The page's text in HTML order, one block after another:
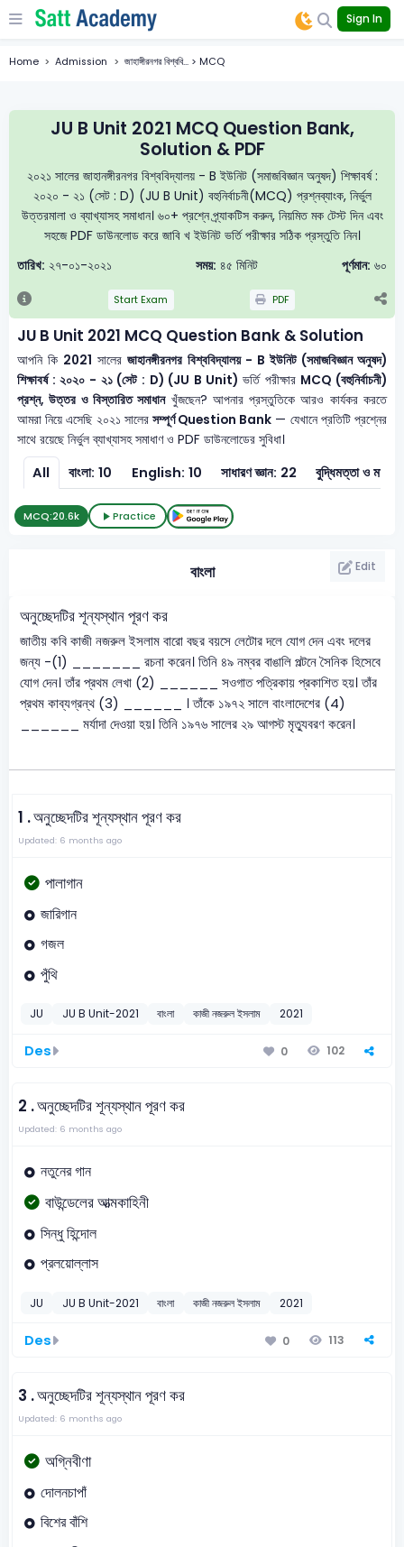
Sign In
Home Admission জাহাঙ্গীরনগর বিশ্ববি... > MCQ
JU B Unit 2021 MCQ Question Bank,
Solution & PDF
২০২১ সালের জাহানঙ্গীরনগর বিশ্ববিদ্যালয় - B ইউনিট (সমাজবিজ্ঞান অনুষদ) শিক্ষাবর্ষ :
২০২০ - ২১ (সেট : D) (JU B Unit) বহুনির্বাচনী(MCQ) প্রশ্নব্যাংক, নির্ভুল
উত্তরমালা ও ব্যাখ্যাসহ সমাধান। ৬০+ প্রশ্নে প্র্যাকটিস করুন, নিয়মিত মক টেস্ট দিন এবং
সহজে PDF ডাউনলোড করে জাবি খ ইউনিট ভর্তি পরীক্ষার সঠিক প্রস্তুতি নিন।
তারিখ: ২৭-০১-২০২১ সময়: ৪৫ মিনিট পূর্ণমান: ৬০
Start Exam PDF
JU B Unit 2021 MCQ Question Bank & Solution
আপনি কি 2021 সালেরজাহানঙ্গীরনগর বিশ্ববিদ্যালয় - B ইউনিট (সমাজবিজ্ঞান অনুষদ)
শিক্ষাবর্ষ : ২০২০ - ২১ (সেট : D) (JU B Unit) ভর্তি পরীক্ষার MCQ (বহুনির্বাচনী)
প্রশ্ন, উত্তর ও বিস্তারিত সমাধানখুঁজছেন? আপনার প্রস্তুতিকে আরও কার্যকর করতে
আমরা নিয়ে এসেছি ২০২১ সালের সম্পূর্ণ Question Bank — যেখানে প্রতিটি প্রশ্নের
সাথে রয়েছে নির্ভুল ব্যাখ্যাসহ সমাধাণ ও PDF ডাউনলোডের সুবিধা।
All বাংলা: 10 English: 10 সাধারণ জ্ঞান: 22 বুদ্ধিমত্তা ও
MCQ:20.6k Practice
বাংলা Edit
অনুচ্ছেদটির শূন্যস্থান পূরণ কর
জাতীয় কবি কাজী নজরুল ইসলাম বারো বছর বয়সে লেটোর দলে যোগ দেন এবং দলের
জন্য -(1) _______ রচনা করেন। তিনি ৪৯ নম্বর বাঙালি পল্টনে সৈনিক হিসেবে
যোগ দেন। তাঁর প্রথম লেখা (2) ______ সওগাত পত্রিকায় প্রকাশিত হয়। তাঁর
প্রথম কাব্যগ্রন্থ (3) ______ । তাঁকে ১৯৭২ সালে বাংলাদেশের (4)
______ মর্যাদা দেওয়া হয়। তিনি ১৯৭৬ সালের ২৯ আগস্ট মৃত্যুবরণ করেন।
1 .অনুচ্ছেদটির শূন্যস্থান পূরণ কর
Updated: 6 months ago
পালাগান
জারিগান
গজল
পুঁথি
JU JU B Unit-2021 বাংলা কাজী নজরুল ইসলাম 2021
Des 0 102
2 .অনুচ্ছেদটির শূন্যস্থান পূরণ কর
Updated: 6 months ago
নতুনের গান
বাউন্ডেলের আত্মকাহিনী
সিন্ধু হিন্দোল
প্রলয়োল্লাস
JU JU B Unit-2021 বাংলা কাজী নজরুল ইসলাম 2021
Des 0 113
3 .অনুচ্ছেদটির শূন্যস্থান পূরণ কর
Updated: 6 months ago
অগ্নিবীণা
দোলনচাপাঁ
বিশের বাঁশি